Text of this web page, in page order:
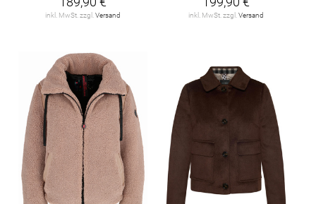
inkl. MwSt. zzgl. Versand inkl. MwSt. zzgl. Versand